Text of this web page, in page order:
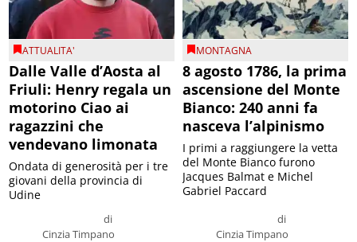
ATTUALITA'
Dalle Valle d’Aosta al
Friuli: Henry regala un
motorino Ciao ai
ragazzini che
vendevano limonata
di
Cinzia Timpano
Ondata di generosità per i tre
giovani della provincia di
Udine
MONTAGNA
8 agosto 1786, la prima
ascensione del Monte
Bianco: 240 anni fa
nasceva l’alpinismo
di
Cinzia Timpano
I primi a raggiungere la vetta
del Monte Bianco furono
Jacques Balmat e Michel
Gabriel Paccard